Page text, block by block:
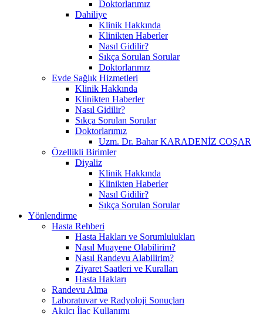
Doktorlarımız
Dahiliye
Klinik Hakkında
Klinikten Haberler
Nasıl Gidilir?
Sıkça Sorulan Sorular
Doktorlarımız
Evde Sağlık Hizmetleri
Klinik Hakkında
Klinikten Haberler
Nasıl Gidilir?
Sıkça Sorulan Sorular
Doktorlarımız
Uzm. Dr. Bahar KARADENİZ COŞAR
Özellikli Birimler
Diyaliz
Klinik Hakkında
Klinikten Haberler
Nasıl Gidilir?
Sıkça Sorulan Sorular
Yönlendirme
Hasta Rehberi
Hasta Hakları ve Sorumlulukları
Nasıl Muayene Olabilirim?
Nasıl Randevu Alabilirim?
Ziyaret Saatleri ve Kuralları
Hasta Hakları
Randevu Alma
Laboratuvar ve Radyoloji Sonuçları
Akılcı İlaç Kullanımı